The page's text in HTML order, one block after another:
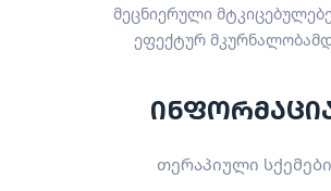
მეცნიერული
ეფექტურ
თერაპიული სქემები